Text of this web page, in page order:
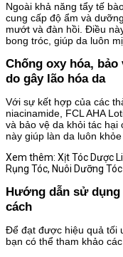
Ngoài khả năng tẩy tế
cung cấp độ ẩm và
mướt và đàn hồi. Điều
bong tróc, giúp da luôn
Chống oxy hóa,
do gây lão hóa da
Với sự kết hợp của các
niacinamide, FCL AHA
và bảo vệ da khỏi tác
này giúp làn da luôn
Xem thêm: Xịt Tóc Dược
Rụng Tóc, Nuôi Dưỡng
Hướng dẫn sử dụng
cách
Để đạt được hiệu quả tối
bạn có thể tham khảo